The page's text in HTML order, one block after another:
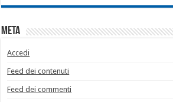
Meta
Accedi
Feed dei contenuti
Feed dei commenti